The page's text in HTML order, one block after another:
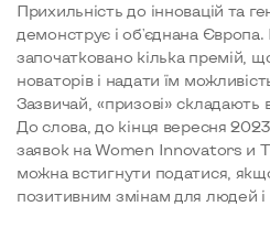
Прихильність до інновацій та
демонструє і об'єднана Європа.
започатковано кілька премій,
новаторів і надати їм
Зазвичай, «призові» складають
До слова, до кінця вересня
заявок на Women Innovators и
можна встигнути податися,
позитивним змінам для людей і